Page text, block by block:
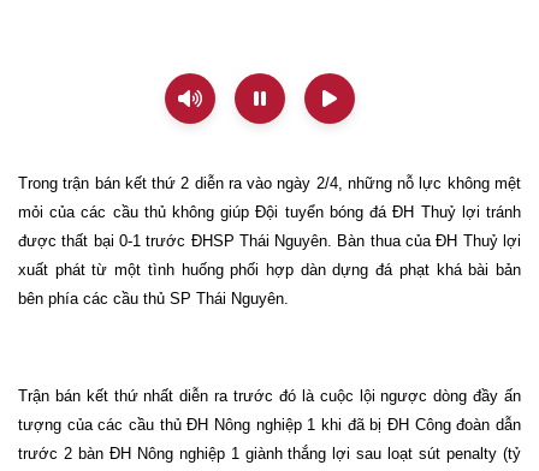
Trong trận bán kết thứ 2 diễn ra vào ngày 2/4, những nỗ lực không mệt
mỏi của các cầu thủ không giúp Đội tuyển bóng đá ĐH Thuỷ lợi tránh
được thất bại 0-1 trước ĐHSP Thái Nguyên. Bàn thua của ĐH Thuỷ lợi
xuất phát từ một tình huống phối hợp dàn dựng đá phạt khá bài bản
bên phía các cầu thủ SP Thái Nguyên.
Trận bán kết thứ nhất diễn ra trước đó là cuộc lội ngược dòng đầy ấn
tượng của các cầu thủ ĐH Nông nghiệp 1 khi đã bị ĐH Công đoàn dẫn
trước 2 bàn ĐH Nông nghiệp 1 giành thắng lợi sau loạt sút penalty (tỷ